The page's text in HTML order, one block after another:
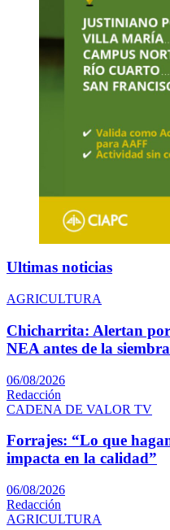
Ultimas noticias
AGRICULTURA
Chicharrita: Alertan
NEA antes de la
06/08/2026
Redacción
CADENA DE VALOR TV
Forrajes: “Lo que
impacta en la calidad”
06/08/2026
Redacción
AGRICULTURA